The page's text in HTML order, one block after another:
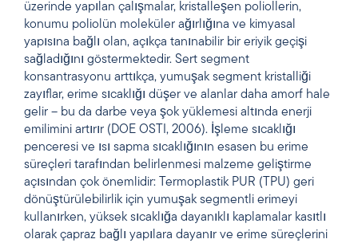
üzerinde yapılan çalışmalar, kristalleşen poliollerin,
konumu poliolün moleküler ağırlığına ve kimyasal
yapısına bağlı olan, açıkça tanınabilir bir eriyik geçişi
sağladığını göstermektedir. Sert segment
konsantrasyonu arttıkça, yumuşak segment kristalliği
zayıflar, erime sıcaklığı düşer ve alanlar daha amorf hale
gelir – bu da darbe veya şok yüklemesi altında enerji
emilimini artırır (DOE OSTI, 2006). İşleme sıcaklığı
penceresi ve ısı sapma sıcaklığının esasen bu erime
süreçleri tarafından belirlenmesi malzeme geliştirme
açısından çok önemlidir: Termoplastik PUR (TPU) geri
dönüştürülebilirlik için yumuşak segmentli erimeyi
kullanırken, yüksek sıcaklığa dayanıklı kaplamalar kasıtlı
olarak çapraz bağlı yapılara dayanır ve erime süreçlerini